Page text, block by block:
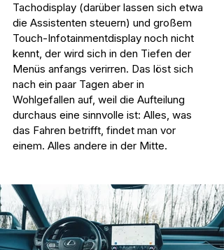
Tachodisplay (darüber lassen sich etwa
die Assistenten steuern) und großem
Touch-Infotainmentdisplay noch nicht
kennt, der wird sich in den Tiefen der
Menüs anfangs verirren. Das löst sich
nach ein paar Tagen aber in
Wohlgefallen auf, weil die Aufteilung
durchaus eine sinnvolle ist: Alles, was
das Fahren betrifft, findet man vor
einem. Alles andere in der Mitte.